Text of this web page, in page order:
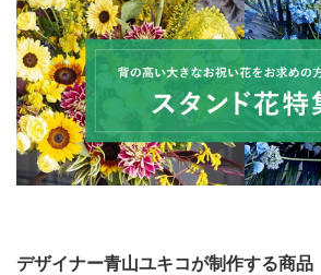
デザイナー青山ユキコが制作する商品